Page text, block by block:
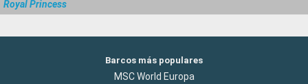
Royal Princess
Barcos más populares
MSC World Europa